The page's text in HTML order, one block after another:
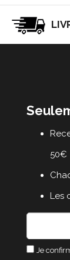
50€
Les
Je